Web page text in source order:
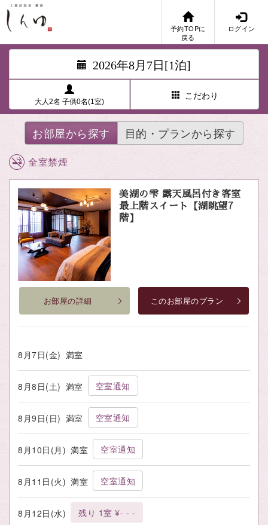
予約TOPに
戻る
ログイン
2026年8月7日[1泊]
大人2名 子供0名(1室)
こだわり
お部屋から探す 目的・プランから探す
全室禁煙
美湖の雫 露天風呂付き客室
最上階スイート【湖眺望7
階】
お部屋の詳細 このお部屋のプラン
8月7日(金) 満室
8月8日(土) 満室 空室通知
8月9日(日) 満室 空室通知
8月10日(月) 満室 空室通知
8月11日(火) 満室 空室通知
8月12日(水) 残り 1室 ¥- - -